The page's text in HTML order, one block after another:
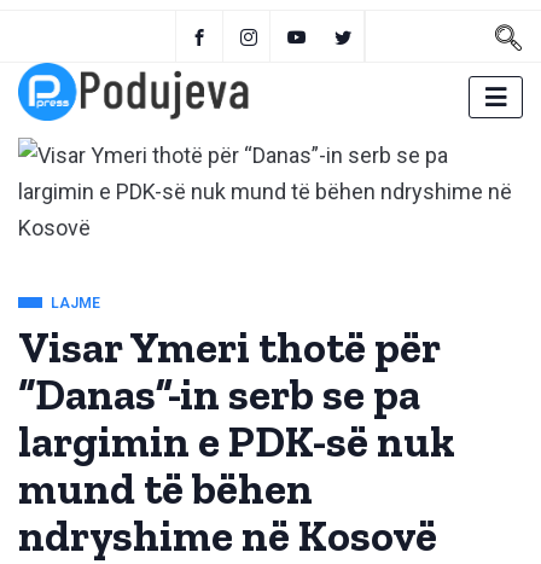
LAJME
Visar Ymeri thotë për
“Danas”-in serb se pa
largimin e PDK-së nuk
mund të bëhen
ndryshime në Kosovë